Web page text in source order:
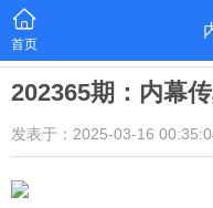
首页
202365期：内幕
发表于：2025-03-16